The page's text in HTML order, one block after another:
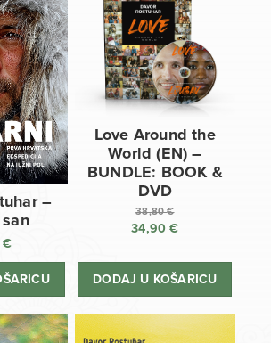
–
€
Love Around the
World (EN) –
BUNDLE: BOOK &
DVD
38,80€
Izvorna
bila
34,90€
cijena
DODAJ U KOŠARICU